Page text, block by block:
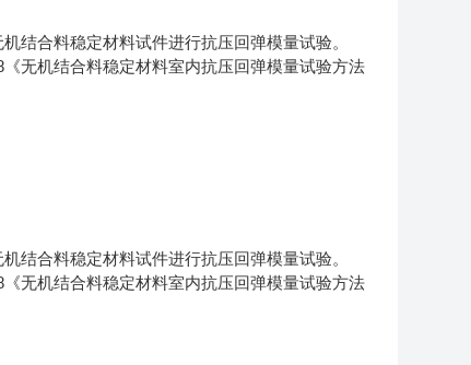
结合料稳定材料试件进行抗压回弹模量试验。
无机结合料稳定材料室内抗压回弹模量试验方法
结合料稳定材料试件进行抗压回弹模量试验。
无机结合料稳定材料室内抗压回弹模量试验方法